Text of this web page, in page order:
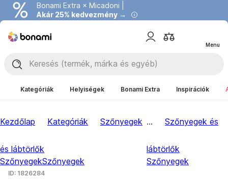
Bonami Extra × Micadoni |
Akár 25% kedvezmény →
Menu
Kategóriák Helyiségek Bonami Extra Inspirációk
Kezdőlap Kategóriák Szőnyegek
és lábtörlők
SzőnyegekSzőnyegek
... Szőnyegek és
lábtörlők
Szőnyegek
ID: 1826284